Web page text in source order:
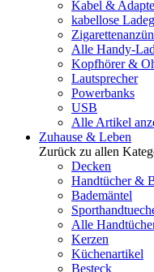
Kabel &
kabellose
Alle Handy-
Kopfhörer &
Lautsprecher
Powerbanks
USB
Alle Artikel
Zuhause & Leben
Zurück zu allen
Decken
Handtücher &
Bademäntel
Alle
Kerzen
Küchenartikel
Besteck